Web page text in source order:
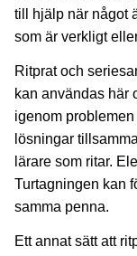
till hjälp när något
som är verkligt
Ritprat och
kan användas här
igenom
lösningar
lärare som ritar.
Turtagningen kan
samma penna.
Ett annat sätt att